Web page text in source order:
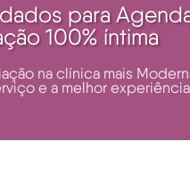
para
100% íntima
na clínica mais
e a melhor